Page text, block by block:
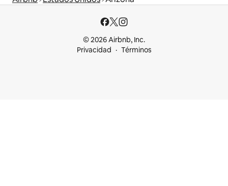
© 2026 Airbnb, Inc.
Privacidad
Términos